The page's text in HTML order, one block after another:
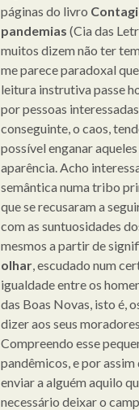
páginas do livro
pandemias (Cia das
muitos dizem não ter
me parece paradoxal
leitura instrutiva passe
por pessoas
conseguinte, o caos,
possível enganar
aparência. Acho
semântica numa tribo
que se recusaram a
com as suntuosidades
mesmos a partir de
olhar, escudado num
igualdade entre os
das Boas Novas, isto é,
dizer aos seus
Compreendo esse
pandêmicos, e por
enviar a alguém aquilo
necessário deixar o